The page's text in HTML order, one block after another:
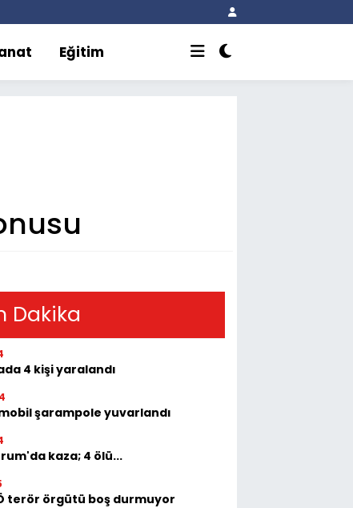
Eğitim
Dakika
4 kişi yaralandı
şarampole yuvarlandı
kaza; 4 ölü...
terör örgütü boş durmuyor